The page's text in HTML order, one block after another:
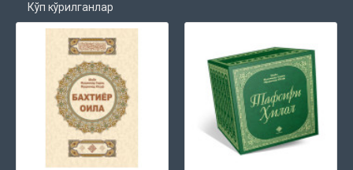
Кўп кўрилганлар